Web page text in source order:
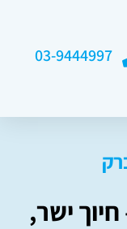
03-9444997
חיוך ישר,